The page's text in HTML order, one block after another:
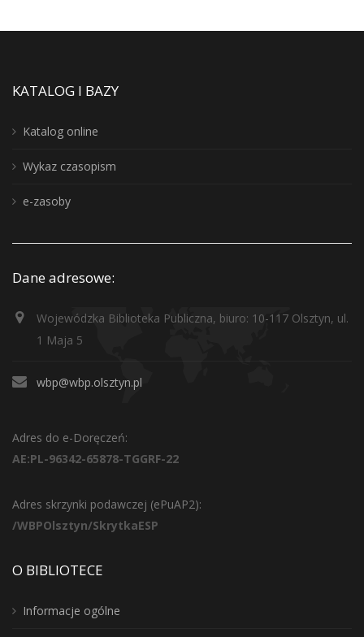
KATALOG I BAZY
Katalog online
Wykaz czasopism
e-zasoby
Dane adresowe:
Wojewódzka Biblioteka Publiczna, biuro: 10-117 Olsztyn, ul.
1 Maja 5
wbp@wbp.olsztyn.pl
Adres do e-Doręczeń:
AE:PL-96342-65878-TGGRF-22
Adres skrzynki podawczej (ePuAP2):
/WBPOlsztyn/SkrytkaESP
O BIBLIOTECE
Informacje ogólne